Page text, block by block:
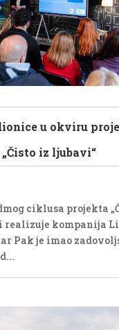
u okviru
„Čisto iz ljubavi“
ciklusa projekta
realizuje kompanija
Pak je imao